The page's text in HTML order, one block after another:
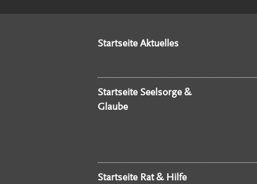
Startseite Aktuelles
Startseite Seelsorge &
Glaube
Startseite Rat & Hilfe